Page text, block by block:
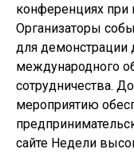
конференциях при
Организаторы
для демонстрации
международного
сотрудничества.
мероприятию
сайте Недели